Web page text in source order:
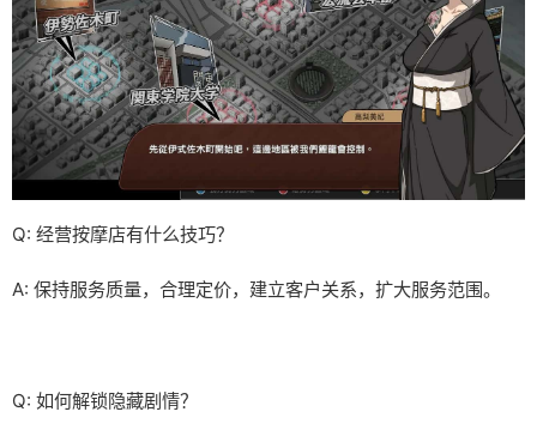
Q: 经营按摩店有什么技巧？
A: 保持服务质量，合理定价，建立客户关系，扩大服务范围。
Q: 如何解锁隐藏剧情？